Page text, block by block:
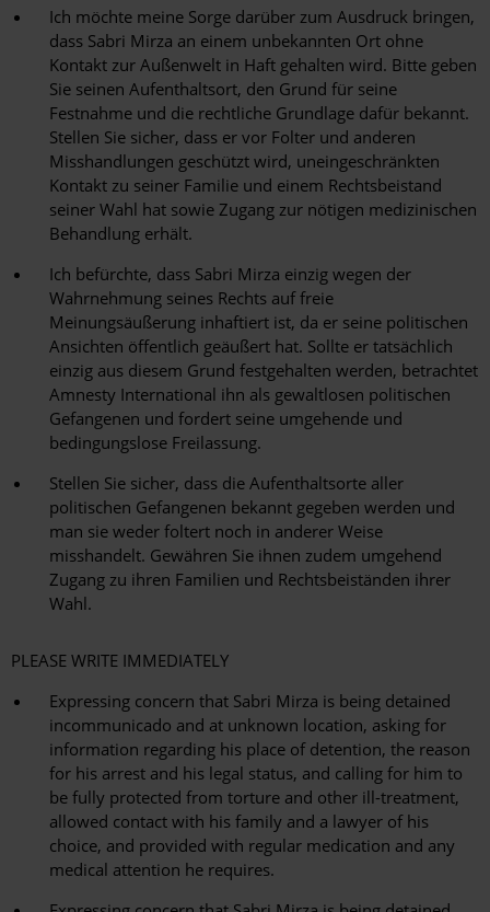
Ich möchte meine Sorge darüber zum Ausdruck bringen,
dass Sabri Mirza an einem unbekannten Ort ohne
Kontakt zur Außenwelt in Haft gehalten wird. Bitte geben
Sie seinen Aufenthaltsort, den Grund für seine
Festnahme und die rechtliche Grundlage dafür bekannt.
Stellen Sie sicher, dass er vor Folter und anderen
Misshandlungen geschützt wird, uneingeschränkten
Kontakt zu seiner Familie und einem Rechtsbeistand
seiner Wahl hat sowie Zugang zur nötigen medizinischen
Behandlung erhält.
Ich befürchte, dass Sabri Mirza einzig wegen der
Wahrnehmung seines Rechts auf freie
Meinungsäußerung inhaftiert ist, da er seine politischen
Ansichten öffentlich geäußert hat. Sollte er tatsächlich
einzig aus diesem Grund festgehalten werden, betrachtet
Amnesty International ihn als gewaltlosen politischen
Gefangenen und fordert seine umgehende und
bedingungslose Freilassung.
Stellen Sie sicher, dass die Aufenthaltsorte aller
politischen Gefangenen bekannt gegeben werden und
man sie weder foltert noch in anderer Weise
misshandelt. Gewähren Sie ihnen zudem umgehend
Zugang zu ihren Familien und Rechtsbeiständen ihrer
Wahl.
PLEASE WRITE IMMEDIATELY
Expressing concern that Sabri Mirza is being detained
incommunicado and at unknown location, asking for
information regarding his place of detention, the reason
for his arrest and his legal status, and calling for him to
be fully protected from torture and other ill-treatment,
allowed contact with his family and a lawyer of his
choice, and provided with regular medication and any
medical attention he requires.